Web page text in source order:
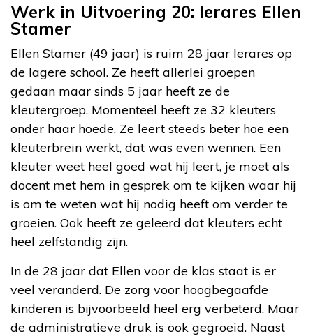
Werk in Uitvoering 20: lerares Ellen
Stamer
Ellen Stamer (49 jaar) is ruim 28 jaar lerares op
de lagere school. Ze heeft allerlei groepen
gedaan maar sinds 5 jaar heeft ze de
kleutergroep. Momenteel heeft ze 32 kleuters
onder haar hoede. Ze leert steeds beter hoe een
kleuterbrein werkt, dat was even wennen. Een
kleuter weet heel goed wat hij leert, je moet als
docent met hem in gesprek om te kijken waar hij
is om te weten wat hij nodig heeft om verder te
groeien. Ook heeft ze geleerd dat kleuters echt
heel zelfstandig zijn.
In de 28 jaar dat Ellen voor de klas staat is er
veel veranderd. De zorg voor hoogbegaafde
kinderen is bijvoorbeeld heel erg verbeterd. Maar
de administratieve druk is ook gegroeid. Naast